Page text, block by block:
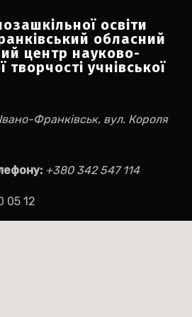
освіти
обласний
центр науково-
творчості учнівської
Франківськ, вул. Короля
+380 342 547 114
05 12